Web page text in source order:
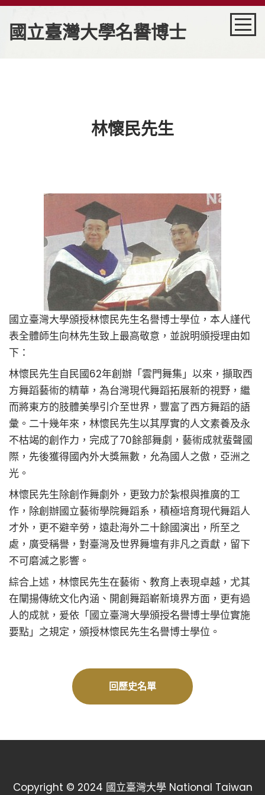
國立臺灣大學名譽博士
林懷民先生
國立臺灣大學頒授林懷民先生名譽博士學位，本人謹代
表全體師生向林先生致上最高敬意，並說明頒授理由如
下：
林懷民先生自民國62年創辦「雲門舞集」以來，擷取西
方舞蹈藝術的精華，為台灣現代舞蹈拓展新的視野，繼
而將東方的肢體美學引介至世界，豐富了西方舞蹈的語
彙。二十幾年來，林懷民先生以其厚實的人文素養及永
不枯竭的創作力，完成了70餘部舞劇，藝術成就蜚聲國
際，先後獲得國內外大獎無數，允為國人之傲，亞洲之
光。
林懷民先生除創作舞劇外，更致力於紮根與推廣的工
作，除創辦國立藝術學院舞蹈系，積極培育現代舞蹈人
才外，更不避辛勞，遠赴海外二十餘國演出，所至之
處，廣受稱譽，對臺灣及世界舞壇有非凡之貢獻，留下
不可磨滅之影響。
綜合上述，林懷民先生在藝術、教育上表現卓越，尤其
在闡揚傳統文化內涵、開創舞蹈嶄新境界方面，更有過
人的成就，爰依「國立臺灣大學頒授名譽博士學位實施
要點」之規定，頒授林懷民先生名譽博士學位。
回歷史名單
Copyright © 2024 國立臺灣大學 National Taiwan